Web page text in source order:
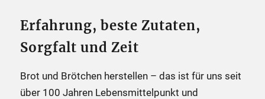
Erfahrung, beste Zutaten,
Sorgfalt und Zeit
Brot und Brötchen herstellen – das ist für uns seit
über 100 Jahren Lebensmittelpunkt und